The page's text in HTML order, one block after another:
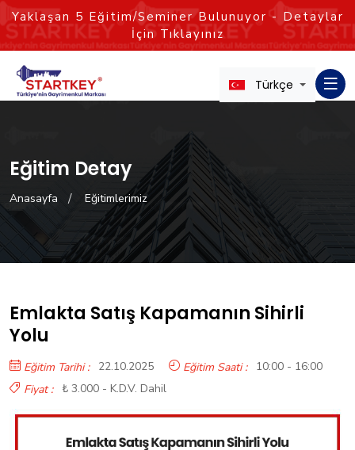
Yaklaşan 5 Eğitim/Seminer Bulunuyor - Detaylar
İçin Tıklayınız
Türkçe
Eğitim Detay
Anasayfa Eğitimlerimiz
Emlakta Satış Kapamanın Sihirli
Yolu
Eğitim Tarihi : 22.10.2025 Eğitim Saati : 10:00 - 16:00
Fiyat : ₺ 3.000 - K.D.V. Dahil